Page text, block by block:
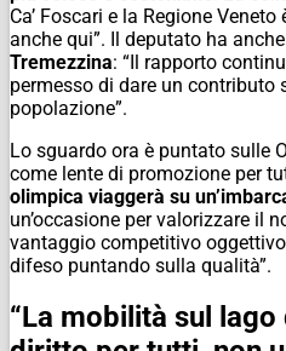
Ca’ Foscari e la Regione
anche qui”. Il deputato ha
Tremezzina: “Il rapporto
permesso di dare un contributo
popolazione”.
Lo sguardo ora è puntato sulle
come lente di promozione per
olimpica viaggerà su
un’occasione per valorizzare il
vantaggio competitivo
difeso puntando sulla qualità”.
“La mobilità sul lago